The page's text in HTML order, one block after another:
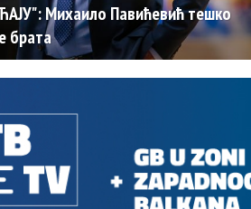
Михаило Павићевић тешко
брата